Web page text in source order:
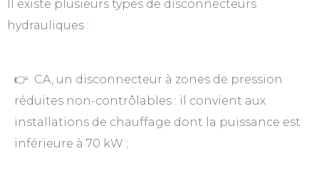
Il existe plusieurs types de disconnecteurs
hydrauliques :
👉 CA, un disconnecteur à zones de pression
réduites non-contrôlables : il convient aux
installations de chauffage dont la puissance est
inférieure à 70 kW ;